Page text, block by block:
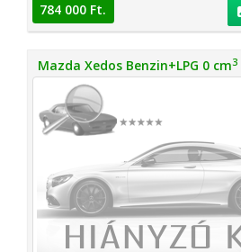
784 000 Ft.
Mazda Xedos Benzin+LPG 0 cm3